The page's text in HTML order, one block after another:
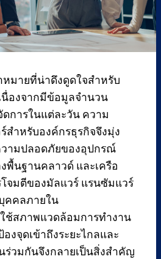
หมายที่น่าดึงดูดใจสำหรับ
นื่องจากมีข้อมูลจำนวน
การในแต่ละวัน ความ
สำหรับองค์กรธุรกิจจึงมุ่ง
วามปลอดภัยของอุปกรณ์
พื้นฐานคลาวด์ และเครือ
จมตีของมัลแวร์ แรนซัมแวร์
คคลภายใน
ใช้สภาพแวดล้อมการทำงาน
งจุดเข้าถึงระยะไกลและ
ร่วมกันจึงกลายเป็นสิ่งสำคัญ